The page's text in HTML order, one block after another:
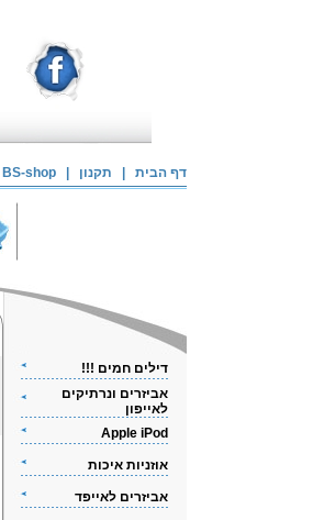
דף הבית תקנון אודותינו BS-shop
דילים חמים !!!
אביזרים ונרתיקים
לאייפון
Apple iPod
אוזניות איכות
אביזרים לאייפד